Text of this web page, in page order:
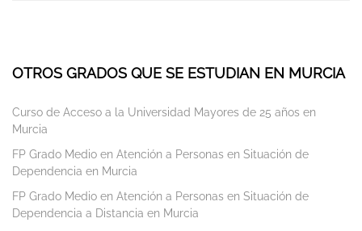
OTROS GRADOS QUE SE ESTUDIAN EN MURCIA
Curso de Acceso a la Universidad Mayores de 25 años en
Murcia
FP Grado Medio en Atención a Personas en Situación de
Dependencia en Murcia
FP Grado Medio en Atención a Personas en Situación de
Dependencia a Distancia en Murcia